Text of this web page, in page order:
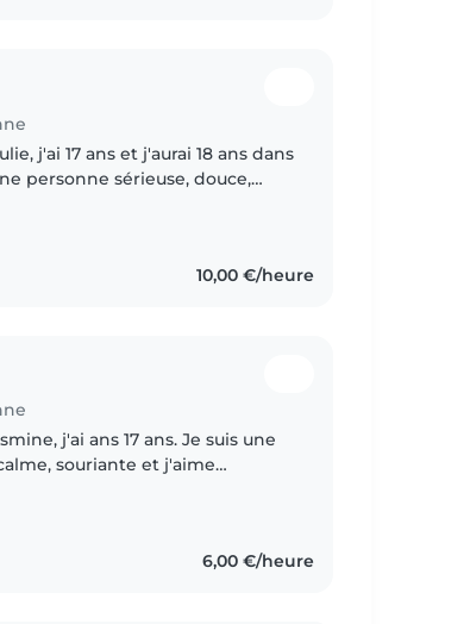
j'ai 17 ans et j'aurai 18 ans dans
personne sérieuse, douce,
10,00 €/heure
j'ai ans 17 ans. Je suis une
souriante et j'aime
6,00 €/heure